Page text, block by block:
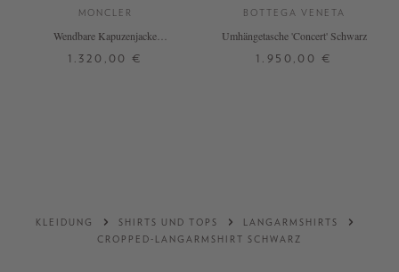
MONCLER
Wendbare Kapuzenjacke
1.320,00 €
BOTTEGA VENETA
Umhängetasche 'Concert' Schwarz
1.950,00 €
KLEIDUNG SHIRTS UND TOPS
LANGARMSHIRTS
CROPPED-LANGARMSHIRT SCHWARZ